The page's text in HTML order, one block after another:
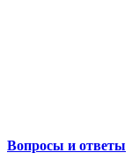
Вопросы и ответы